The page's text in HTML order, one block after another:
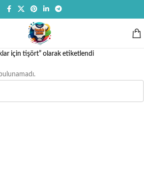
için tişört” olarak etiketlendi